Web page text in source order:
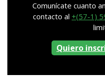
Comunícate cuanto
contacto al +(57-1)
Quiero